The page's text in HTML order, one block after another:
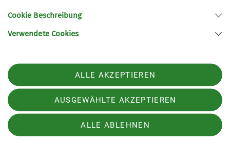
Kampagnen des DAV
Stadtwaldstraße 115
85368 Moosburg
Telefon +49087613309433
Datenschutz-Einstellungen
Datenschutz
Impressum
erklaerung-zur-barrierefreiheit
Cookie Beschreibung
Verwendete Cookies
ALLE AKZEPTIEREN
AUSGEWÄHLTE AKZEPTIEREN
ALLE ABLEHNEN